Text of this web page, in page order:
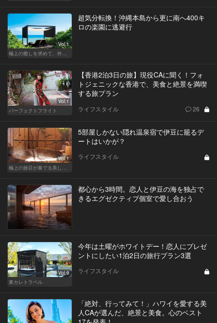
Vol.1
超気分転換！沖縄本島から更に南へ400キ
ロの楽園に逃避行
Vol.1
パーフェクトフライト
【香港2泊3日の旅】現役CAに聞く！フォ
トジェニックな香港で、美食と絶景を満喫
する旅プラン
ライフスタイル 26
Vol.1
5部屋しかない隠れ温泉宿で伊豆に籠るデ
ートはいかが？
ライフスタイル
都心から3時間。恋人と伊豆の海を独占で
きるエグゼクティブ個室で愛し合おう
Vol.9
東カレトラベル
今年は土曜がホワイトデー！恋人にプレゼ
ントにしたい1泊2日の旅行プラン3選
ライフスタイル
「絶対、行ってみて！」ハワイを愛する美
人CAが選んだ、絶景と美食。心のベスト